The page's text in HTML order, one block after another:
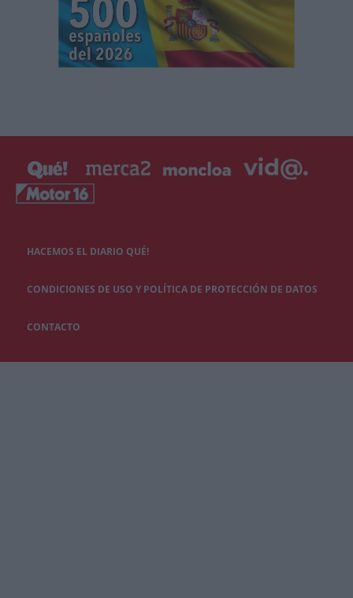
HACEMOS EL DIARIO QUÉ!
CONDICIONES DE USO Y POLÍTICA DE PROTECCIÓN DE DATOS
CONTACTO